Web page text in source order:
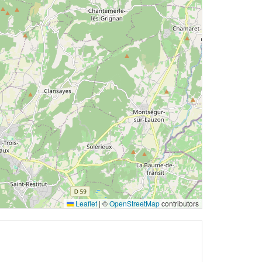
Leaflet |©OpenStreetMapcontributors